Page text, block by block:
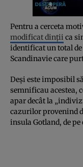
Pentru a cerceta
modificat dinții ca
identificat un total de
Scandinavie care
Deși este imposibil
semnificau acestea,
apar decât la
cazurilor provenind
insula Gotland, de pe